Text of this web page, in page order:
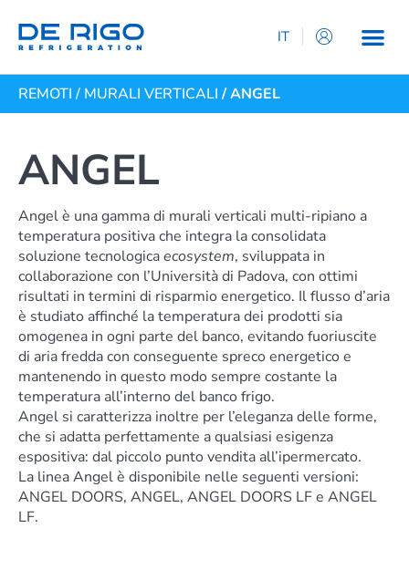
IT
EN
REMOTI / MURALI VERTICALI / ANGEL
ANGEL
Angel è una gamma di murali verticali multi-ripiano a
temperatura positiva che integra la consolidata
soluzione tecnologicaecosystem, sviluppata in
collaborazione con l’Università di Padova, con ottimi
risultati in termini di risparmio energetico. Il flusso d’aria
è studiato affinché la temperatura dei prodotti sia
omogenea in ogni parte del banco, evitando fuoriuscite
di aria fredda con conseguente spreco energetico e
mantenendo in questo modo sempre costante la
temperatura all’interno del banco frigo.
Angel si caratterizza inoltre per l’eleganza delle forme,
che si adatta perfettamente a qualsiasi esigenza
espositiva: dal piccolo punto vendita all’ipermercato.
La linea Angel è disponibile nelle seguenti versioni:
ANGEL DOORS, ANGEL, ANGEL DOORS LF e ANGEL
LF.